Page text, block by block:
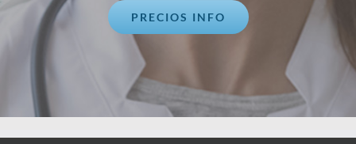
PRECIOS INFO